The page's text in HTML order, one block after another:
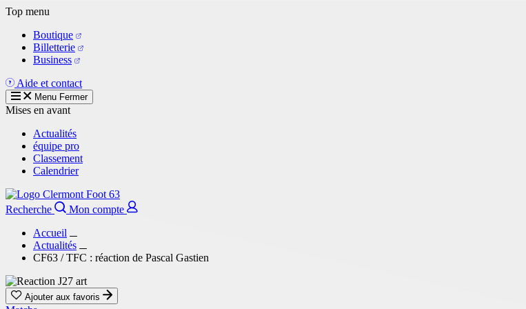
Aller
contenu
principal
Top menu
Boutique
Billetterie
Business
Aide et contact
Menu Fermer
Mises en avant
Actualités
équipe pro
Classement
Calendrier
Recherche
Mon compte
Accueil
Actualités
CF63 / TFC : réaction de Pascal Gastien
Ajouter aux favoris